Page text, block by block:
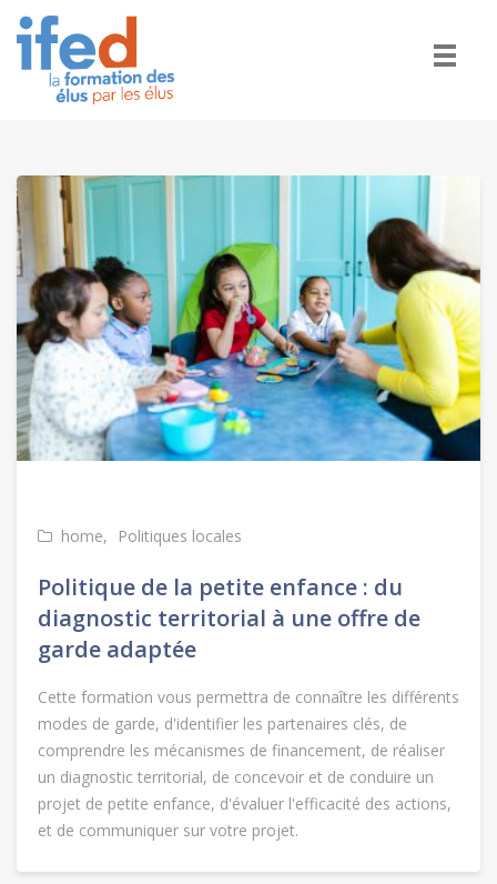
home Politiques locales
Politique de la petite enfance : du
diagnostic territorial à une offre de
garde adaptée
Cette formation vous permettra de connaître les différents
modes de garde, d'identifier les partenaires clés, de
comprendre les mécanismes de financement, de réaliser
un diagnostic territorial, de concevoir et de conduire un
projet de petite enfance, d'évaluer l'efficacité des actions,
et de communiquer sur votre projet.